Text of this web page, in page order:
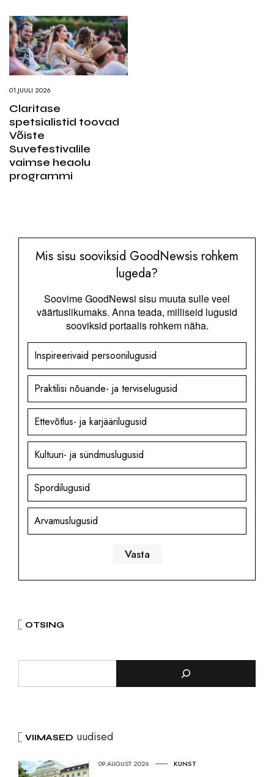
01.JUULI 2026
Claritase
spetsialistid toovad
Võiste
Suvefestivalile
vaimse heaolu
programmi
Mis sisu sooviksid GoodNewsis rohkem
lugeda?
Soovime GoodNewsi sisu muuta sulle veel
väärtuslikumaks. Anna teada, milliseid lugusid
sooviksid portaalis rohkem näha.
Inspireerivaid persoonilugusid
Praktilisi nõuande- ja terviselugusid
Ettevõtlus- ja karjäärilugusid
Kultuuri- ja sündmuslugusid
Spordilugusid
Arvamuslugusid
OTSING
VIIMASED uudised
09.AUGUST 2026 KUNST